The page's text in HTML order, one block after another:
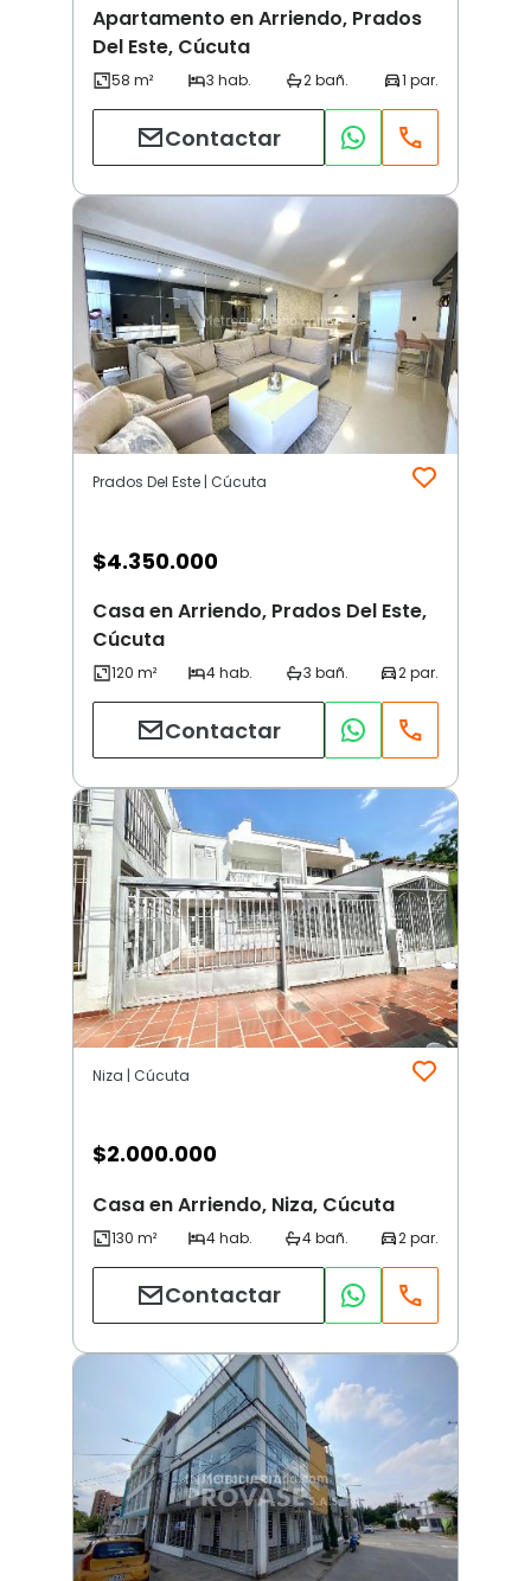
Apartamento en Arriendo, Prados
Del Este, Cúcuta
Contactar
Prados Del Este | Cúcuta
$4.350.000
Casa en Arriendo, Prados Del Este,
Cúcuta
Contactar
Niza | Cúcuta
$2.000.000
Casa en Arriendo, Niza, Cúcuta
Contactar